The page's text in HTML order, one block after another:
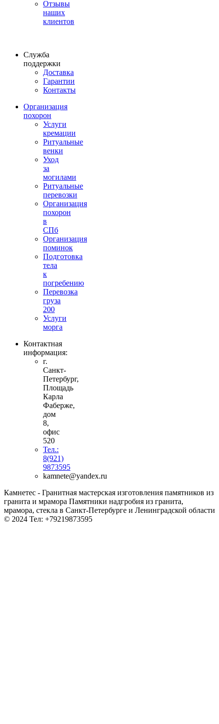
Отзывы
наших
клиентов
Служба
поддержки
Доставка
Гарантии
Контакты
Организация
похорон
Услуги
кремации
Ритуальные
венки
Уход
за
могилами
Ритуальные
перевозки
Организация
похорон
в
СПб
Организация
поминок
Подготовка
тела
к
погребению
Перевозка
груза
200
Услуги
морга
Контактная
информация:
г.
Санкт-
Петербург,
Площадь
Карла
Фаберже,
дом
8,
офис
520
Тел.:
8(921)
9873595
kamnete@yandex.ru
Камнетес - Гранитная мастерская изготовления памятников из
гранита и мрамора Памятники надгробия из гранита,
мрамора, стекла в Санкт-Петербурге и Ленинградской области
© 2024 Тел: +79219873595